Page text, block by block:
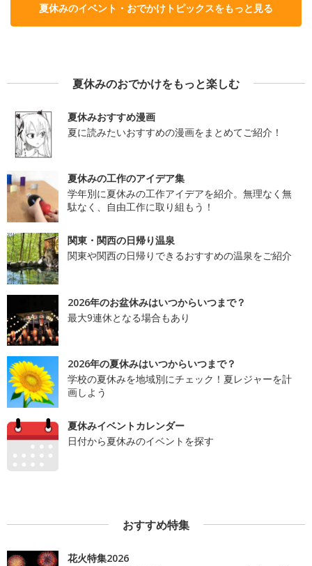
夏休みのイベント・おでかけトピックスをもっと見る
夏休みのおでかけをもっと楽しむ
夏休みおすすめ漫画
夏に読みたいおすすめの漫画をまとめてご紹介！
夏休みの工作のアイデア集
学年別に夏休みの工作アイデアを紹介。無理なく無
駄なく、自由工作に取り組もう！
関東・関西の日帰り温泉
関東や関西の日帰りできるおすすめの温泉をご紹介
2026年のお盆休みはいつからいつまで？
最大9連休となる場合もあり
2026年の夏休みはいつからいつまで？
学校の夏休みを地域別にチェック！夏レジャーを計
画しよう
夏休みイベントカレンダー
日付から夏休みのイベントを探す
おすすめ特集
花火特集2026